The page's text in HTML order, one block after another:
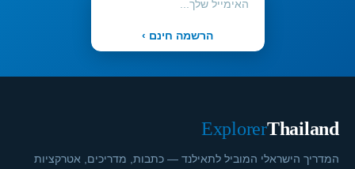
הרשמה חינם ›
Thailand
Explorer
המדריך הישראלי המוביל לתאילנד — כתבות, מדריכים, אטרקציות